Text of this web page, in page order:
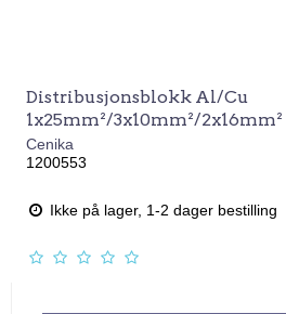
Distribusjonsblokk Al/Cu
1x25mm²/3x10mm²/2x16mm²
Cenika
1200553
Ikke på lager, 1-2 dager bestilling